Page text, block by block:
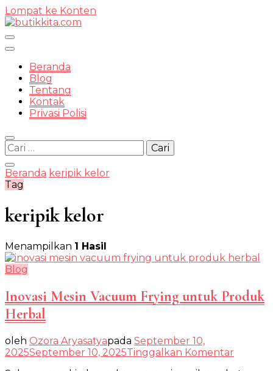
Lompat ke Konten
Beranda
Blog
Tentang
Kontak
Privasi Polisi
Cari
untuk:
Beranda keripik kelor
Tag
keripik kelor
Menampilkan 1 Hasil
Blog
Inovasi Mesin Vacuum Frying untuk Produk
Herbal
oleh Ozora Aryasatyapada September 10,
2025September 10, 2025Tinggalkan Komentar